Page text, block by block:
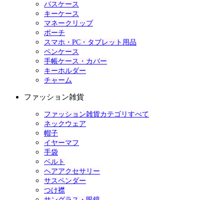
パスケース
キーケース
マネークリップ
ポーチ
スマホ・PC・タブレット用品
ペンケース
手帳ケース・カバー
キーホルダー
チャーム
ファッション雑貨
ファッション雑貨カテゴリすべて
ネックウェア
帽子
イヤーマフ
手袋
ベルト
ヘアアクセサリー
サスペンダー
つけ襟